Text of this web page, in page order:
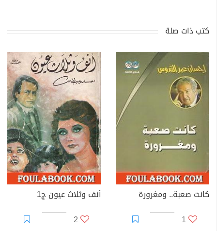
كتب ذات صلة
كانت صعبة.. ومغرورة
1
أنف وثلاث عيون ج1
2